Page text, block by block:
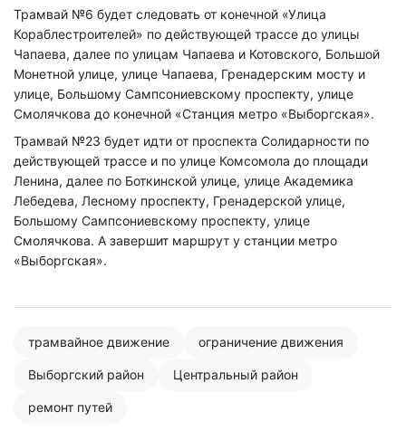
Трамвай №6 будет следовать от конечной «Улица
Кораблестроителей» по действующей трассе до улицы
Чапаева, далее по улицам Чапаева и Котовского, Большой
Монетной улице, улице Чапаева, Гренадерским мосту и
улице, Большому Сампсониевскому проспекту, улице
Смолячкова до конечной «Станция метро «Выборгская».
Трамвай №23 будет идти от проспекта Солидарности по
действующей трассе и по улице Комсомола до площади
Ленина, далее по Боткинской улице, улице Академика
Лебедева, Лесному проспекту, Гренадерской улице,
Большому Сампсониевскому проспекту, улице
Смолячкова. А завершит маршрут у станции метро
«Выборгская».
трамвайное движение ограничение движения
Выборгский район Центральный район
ремонт путей